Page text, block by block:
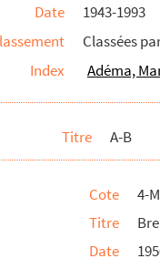
Date
1943-1993
Classées
Index
Adéma,
Titre A-B
Cote
4-
Titre
Date